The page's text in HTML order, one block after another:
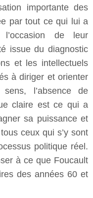
importante des
par tout ce qui lui a
de leur
issue du diagnostic
et les intellectuels
à diriger et orienter
l’absence de
claire est ce qui a
sa puissance et
ceux qui s’y sont
politique réel.
à ce que Foucault
des années 60 et